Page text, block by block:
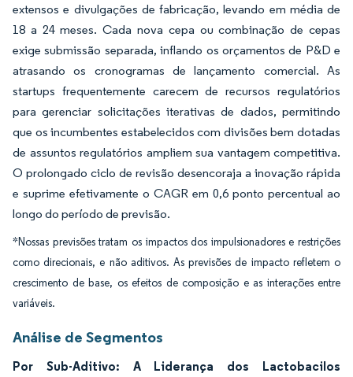
extensos e divulgações de fabricação, levando em média de
18 a 24 meses. Cada nova cepa ou combinação de cepas
exige submissão separada, inflando os orçamentos de P&D e
atrasando os cronogramas de lançamento comercial. As
startups frequentemente carecem de recursos regulatórios
para gerenciar solicitações iterativas de dados, permitindo
que os incumbentes estabelecidos com divisões bem dotadas
de assuntos regulatórios ampliem sua vantagem competitiva.
O prolongado ciclo de revisão desencoraja a inovação rápida
e suprime efetivamente o CAGR em 0,6 ponto percentual ao
longo do período de previsão.
*Nossas previsões tratam os impactos dos impulsionadores e restrições
como direcionais, e não aditivos. As previsões de impacto refletem o
crescimento de base, os efeitos de composição e as interações entre
variáveis.
Análise de Segmentos
Por Sub-Aditivo: A Liderança dos Lactobacilos